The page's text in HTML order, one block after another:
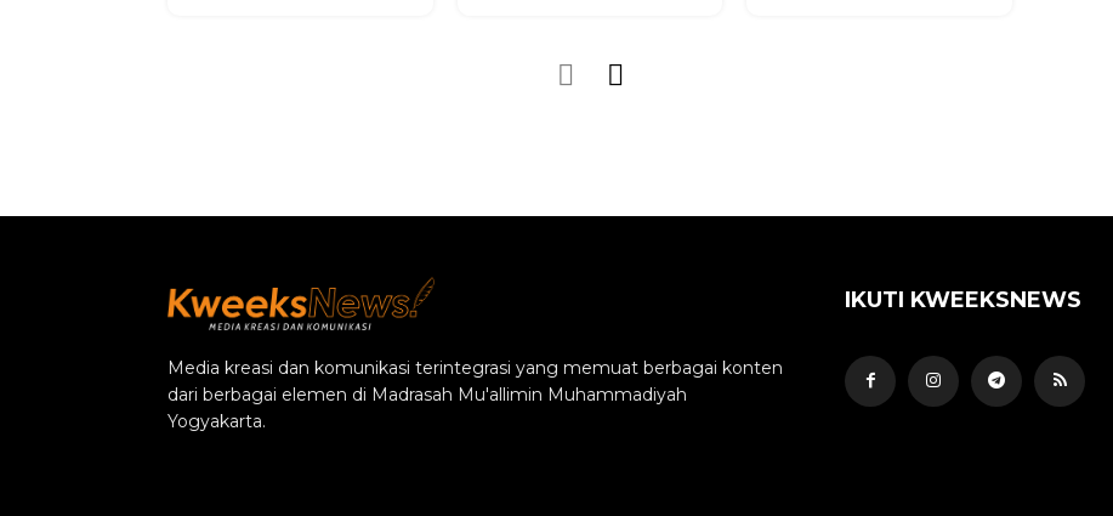
Media kreasi dan komunikasi terintegrasi yang memuat berbagai konten
dari berbagai elemen di Madrasah Mu'allimin Muhammadiyah
Yogyakarta.
IKUTI KWEEKSNEWS